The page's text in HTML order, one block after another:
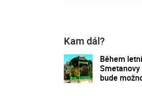
Kam dál?
Během
bude